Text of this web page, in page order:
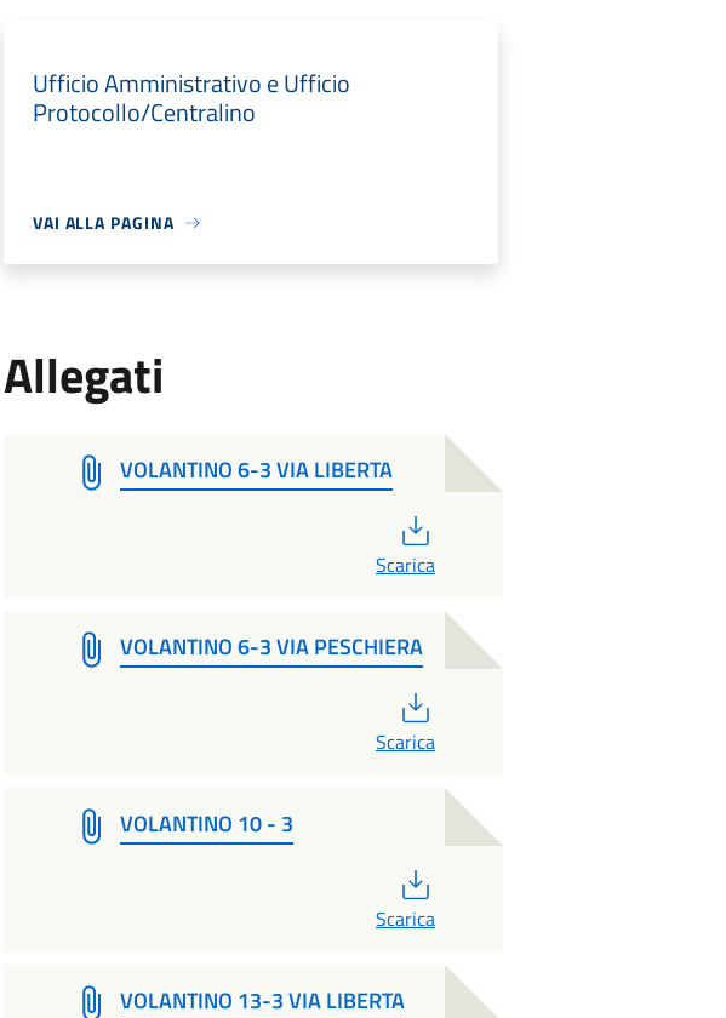
Ufficio Amministrativo e Ufficio
Protocollo/Centralino
VAI ALLA PAGINA
Allegati
VOLANTINO 6-3 VIA LIBERTA
Scarica
VOLANTINO 6-3 VIA PESCHIERA
Scarica
VOLANTINO 10 - 3
Scarica
VOLANTINO 13-3 VIA LIBERTA